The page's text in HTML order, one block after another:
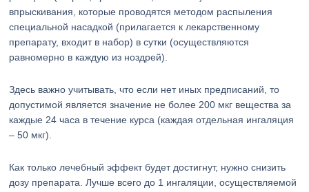
впрыскивания, которые проводятся методом распыления
специальной насадкой (прилагается к лекарственному
препарату, входит в набор) в сутки (осуществляются
равномерно в каждую из ноздрей).
Здесь важно учитывать, что если нет иных предписаний, то
допустимой является значение не более 200 мкг вещества за
каждые 24 часа в течение курса (каждая отдельная ингаляция
– 50 мкг).
Как только лечебный эффект будет достигнут, нужно снизить
дозу препарата. Лучше всего до 1 ингаляции, осуществляемой